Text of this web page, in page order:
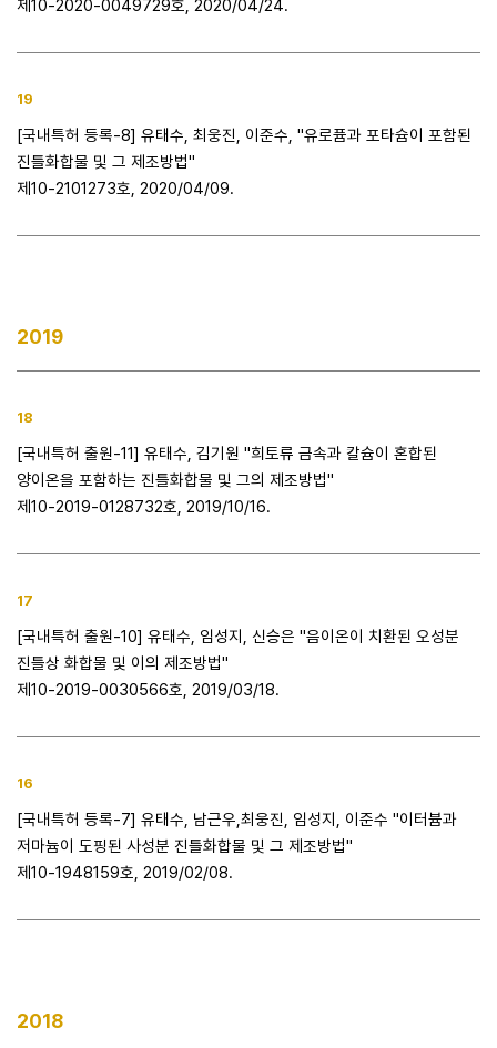
제10-2020-0049729호, 2020/04/24.
19
[국내특허 등록-8] 유태수, 최웅진, 이준수, "유로퓸과 포타슘이 포함된
진틀화합물 및 그 제조방법"
제10-2101273호, 2020/04/09.
2019
18
[국내특허 출원-11] 유태수, 김기원 "희토류 금속과 칼슘이 혼합된
양이온을 포함하는 진틀화합물 및 그의 제조방법"
제10-2019-0128732호, 2019/10/16.
17
[국내특허 출원-10] 유태수, 임성지, 신승은 "음이온이 치환된 오성분
진틀상 화합물 및 이의 제조방법"
제10-2019-0030566호, 2019/03/18.
16
[국내특허 등록-7] 유태수, 남근우,최웅진, 임성지, 이준수 "이터븀과
저마늄이 도핑된 사성분 진틀화합물 및 그 제조방법"
제10-1948159호, 2019/02/08.
2018